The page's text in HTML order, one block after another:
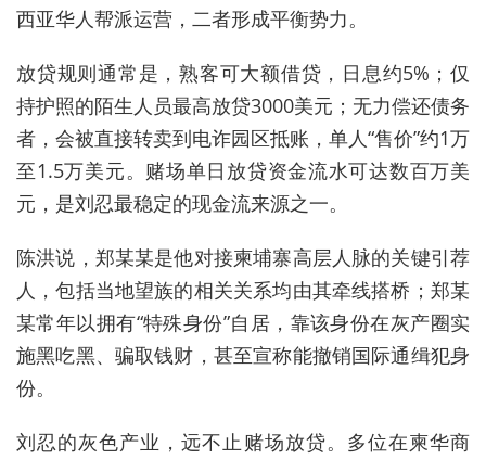
西亚华人帮派运营，二者形成平衡势力。
放贷规则通常是，熟客可大额借贷，日息约5%；仅
持护照的陌生人员最高放贷3000美元；无力偿还债务
者，会被直接转卖到电诈园区抵账，单人“售价”约1万
至1.5万美元。赌场单日放贷资金流水可达数百万美
元，是刘忍最稳定的现金流来源之一。
陈洪说，郑某某是他对接柬埔寨高层人脉的关键引荐
人，包括当地望族的相关关系均由其牵线搭桥；郑某
某常年以拥有“特殊身份”自居，靠该身份在灰产圈实
施黑吃黑、骗取钱财，甚至宣称能撤销国际通缉犯身
份。
刘忍的灰色产业，远不止赌场放贷。多位在柬华商